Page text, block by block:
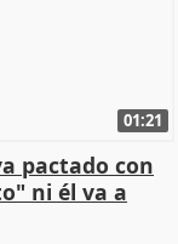
01:21
pactado con
ni él va a